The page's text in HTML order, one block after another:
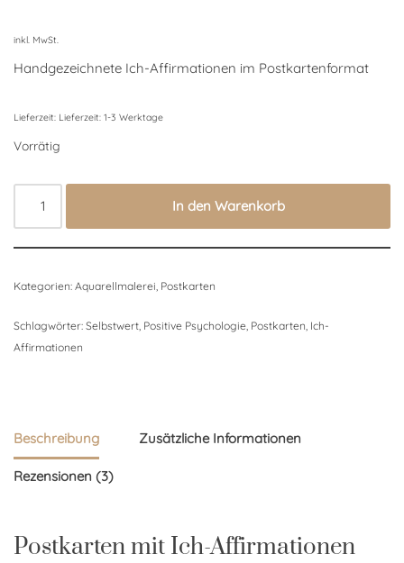
inkl. MwSt.
Handgezeichnete Ich-Affirmationen im Postkartenformat
Lieferzeit: Lieferzeit: 1-3 Werktage
Vorrätig
In den Warenkorb
Kategorien: Aquarellmalerei Postkarten
Schlagwörter: Selbstwert Positive Psychologie Postkarten Ich-
Affirmationen
Beschreibung Zusätzliche Informationen
Rezensionen (3)
Postkarten mit Ich-Affirmationen